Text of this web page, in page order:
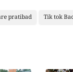
pratibad Tik tok